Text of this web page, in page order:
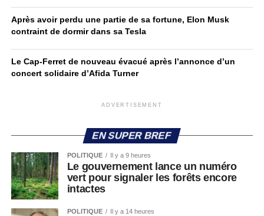
Après avoir perdu une partie de sa fortune, Elon Musk
contraint de dormir dans sa Tesla
Le Cap-Ferret de nouveau évacué après l’annonce d’un
concert solidaire d’Afida Turner
ADVERTISEMENT
EN SUPER BREF
POLITIQUE Il y a 9 heures
Le gouvernement lance un numéro
vert pour signaler les forêts encore
intactes
POLITIQUE Il y a 14 heures